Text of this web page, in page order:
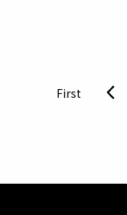
凱維硬要弄了一整
維是要告什麼？」
First